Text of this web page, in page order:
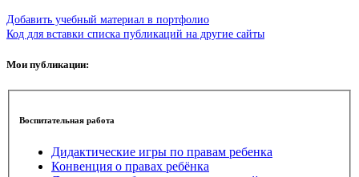
Добавить учебный материал в портфолио
Код для вставки списка публикаций на другие сайты
Мои публикации:
Воспитательная работа
Дидактические игры по правам ребенка
Конвенция о правах ребёнка